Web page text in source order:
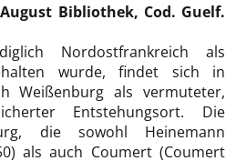
Bibliothek, Cod. Guelf.
Nordostfrankreich als
wurde, findet sich in
Weißenburg als vermuteter,
Entstehungsort. Die
die sowohl Heinemann
als auch Coumert (Coumert